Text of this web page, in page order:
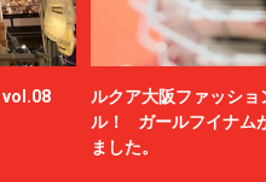
vol.08
ルクア大阪ファッシ
ル！ ガールフイナム
ました。